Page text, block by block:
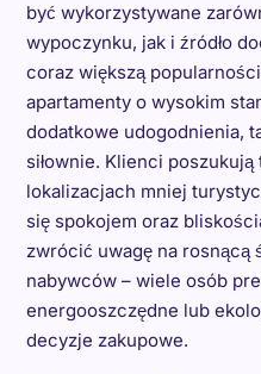
być wykorzystywane
wypoczynku, jak i źródło
coraz większą
apartamenty o wysokim
dodatkowe udogodnienia,
siłownie. Klienci
lokalizacjach mniej
się spokojem oraz
zwrócić uwagę na rosnącą
nabywców – wiele osób
energooszczędne lub
decyzje zakupowe.